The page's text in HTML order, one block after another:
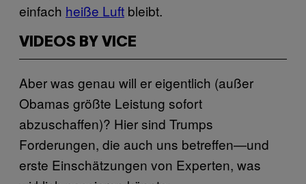
einfach heiße Luft bleibt.
VIDEOS BY VICE
Aber was genau will er eigentlich (außer
Obamas größte Leistung sofort
abzuschaffen)? Hier sind Trumps
Forderungen, die auch uns betreffen—und
erste Einschätzungen von Experten, was